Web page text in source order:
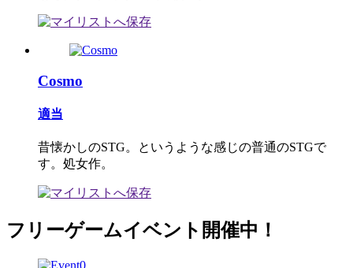
Cosmo
適当
昔懐かしのSTG。というような感じの普通のSTGで
す。処女作。
フリーゲームイベント開催中！